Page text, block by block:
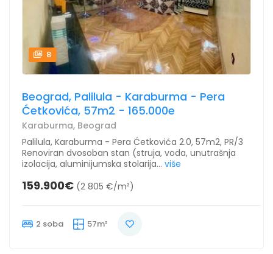
8
Beograd, Palilula - Karaburma - Pera
Ćetkovića, 57m2 - 165.000e
Karaburma, Beograd
Palilula, Karaburma - Pera Ćetkovića 2.0, 57m2, PR/3
Renoviran dvosoban stan (struja, voda, unutrašnja
izolacija, aluminijumska stolarija... više
159.900€ (2 805 €/m²)
2 soba 57m²